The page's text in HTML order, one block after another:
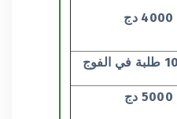
4000 دج
5000 دج